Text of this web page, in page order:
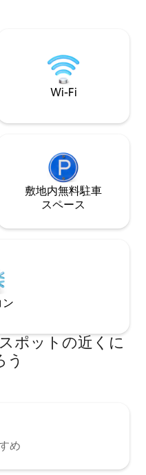
適です。⭐ 4.97の
ュー。
Wi-Fi
敷地内無料駐⁠車
ス⁠ペ⁠ー⁠ス
ポットの近くに
う
め